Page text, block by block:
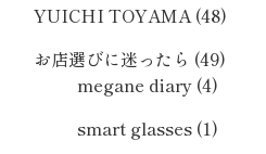
YUICHI TOYAMA (48)
お店選びに迷ったら (49)
megane diary (4)
smart glasses (1)